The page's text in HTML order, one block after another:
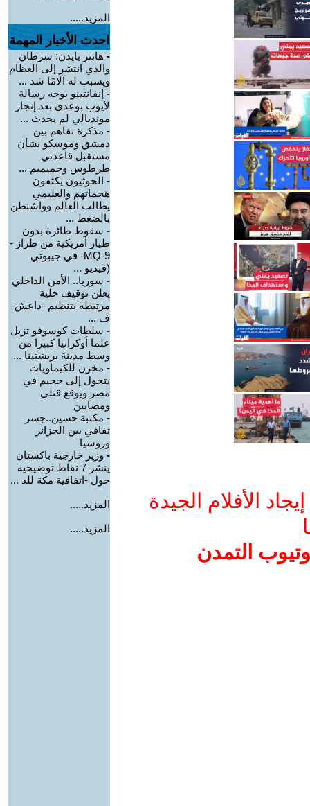
الأفلام الجيدة
التمدن
المزيد.....
احدث الأخبار المهمة
- هانتر بايدن: سرطان
والدي انتشر إلى العظام
ويسبب له آلامًا شد ...
- إنفانتينو يوجه رسالة
لأيوب بوعدي بعد إنجاز
مونديالي لم يحدث ...
- مذكرة تفاهم بين
دمشق وموسكو بشأن
مستقبل قاعدتي
طرطوس وحميميم ...
- الحوثيون يكثفون
هجماتهم والعليمي
يطالب العالم وواشنطن
بالضغط ...
- سقوط طائرة بدون
طيار أمريكية من طراز -
MQ-9- في جيبوتي
(فيديو ...
- سوريا.. الأمن الداخلي
يعلن توقيف خلية
مرتبطة بتنظيم -داعش-
ف ...
- سلطات كوسوفو تزيل
علما أوكرانيا كبيرا من
وسط مدينة بريشتينا ...
- مخزن للكيماويات
يتحول إلى جحيم في
مصر ويوقع قتلى
ومصابين
- مكتبة حسين..جسر
ثفافي بين الجزائر
وروسيا
- وزير خارجية باكستان
ينشر 7 نقاط توضيحية
حول -اتفاقية مكة للد ...
المزيد.....
المزيد.....